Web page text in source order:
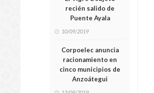
recién salido de
Puente Ayala
10/09/2019
Corpoelec anuncia
racionamiento en
cinco municipios de
Anzoátegui